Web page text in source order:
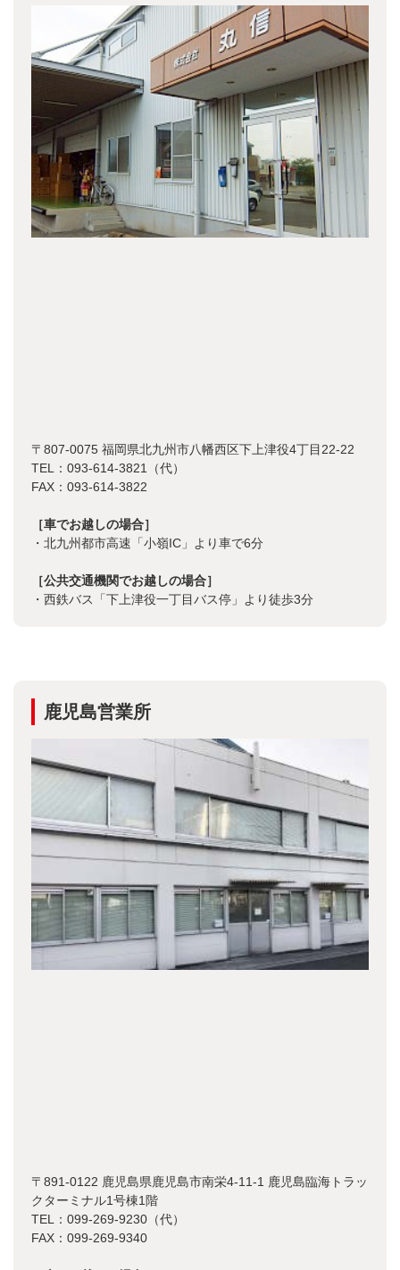
〒807-0075 福岡県北九州市八幡西区下上津役4丁目22-22
TEL：093-614-3821（代）
FAX：093-614-3822
［車でお越しの場合］
・北九州都市高速「小嶺IC」より車で6分
［公共交通機関でお越しの場合］
・西鉄バス「下上津役一丁目バス停」より徒歩3分
鹿児島営業所
〒891-0122 鹿児島県鹿児島市南栄4-11-1 鹿児島臨海トラッ
クターミナル1号棟1階
TEL：099-269-9230（代）
FAX：099-269-9340